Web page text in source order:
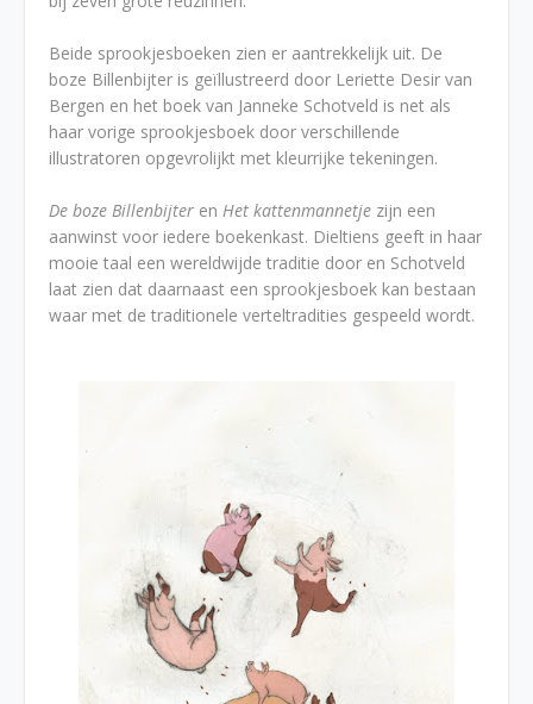
Beide sprookjesboeken zien er aantrekkelijk uit. De
boze Billenbijter is geïllustreerd door Leriette Desir van
Bergen en het boek van Janneke Schotveld is net als
haar vorige sprookjesboek door verschillende
illustratoren opgevrolijkt met kleurrijke tekeningen.
De boze Billenbijter en Het kattenmannetje zijn een
aanwinst voor iedere boekenkast. Dieltiens geeft in haar
mooie taal een wereldwijde traditie door en Schotveld
laat zien dat daarnaast een sprookjesboek kan bestaan
waar met de traditionele verteltradities gespeeld wordt.